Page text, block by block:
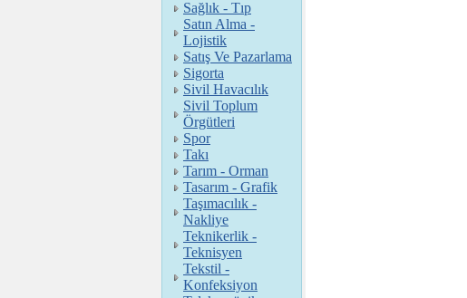
Sağlık - Tıp
Satın Alma -
Lojistik
Satış Ve Pazarlama
Sigorta
Sivil Havacılık
Sivil Toplum
Örgütleri
Spor
Takı
Tarım - Orman
Tasarım - Grafik
Taşımacılık -
Nakliye
Teknikerlik -
Teknisyen
Tekstil -
Konfeksiyon